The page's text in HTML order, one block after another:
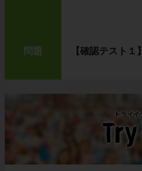
問題 【確認テスト１】